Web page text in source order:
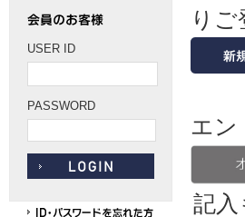
USER ID
PASSWORD
り
エン
記入